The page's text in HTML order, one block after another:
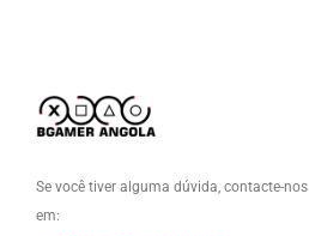
Se você tiver alguma dúvida, contacte-nos
em: